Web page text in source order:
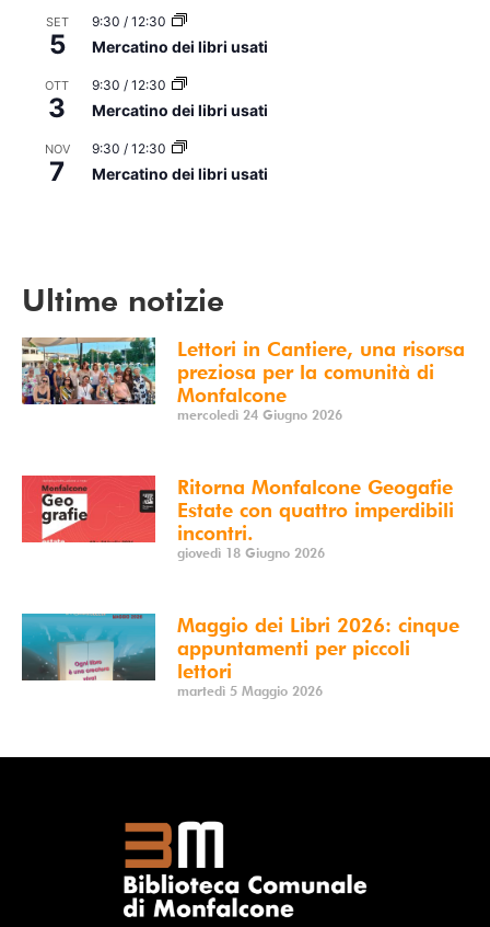
SET
5
9:30 / 12:30
Mercatino dei libri usati
OTT
3
9:30 / 12:30
Mercatino dei libri usati
NOV
7
9:30 / 12:30
Mercatino dei libri usati
Ultime notizie
Lettori in Cantiere, una risorsa
preziosa per la comunità di
Monfalcone
mercoledì 24 Giugno 2026
Ritorna Monfalcone Geogafie
Estate con quattro imperdibili
incontri.
giovedì 18 Giugno 2026
Maggio dei Libri 2026: cinque
appuntamenti per piccoli
lettori
martedì 5 Maggio 2026